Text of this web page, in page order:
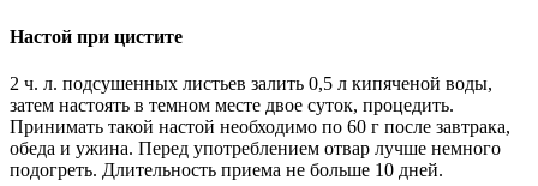
Настой при цистите
2 ч. л. подсушенных листьев залить 0,5 л кипяченой воды,
затем настоять в темном месте двое суток, процедить.
Принимать такой настой необходимо по 60 г после завтрака,
обеда и ужина. Перед употреблением отвар лучше немного
подогреть. Длительность приема не больше 10 дней.